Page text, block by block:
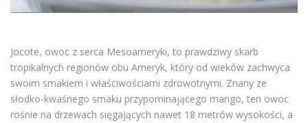
Jocote, owoc z serca Mesoameryki, to prawdziwy skarb
tropikalnych regionów obu Ameryk, który od wieków zachwyca
swoim smakiem i właściwościami zdrowotnymi. Znany ze
słodko-kwaśnego smaku przypominającego mango, ten owoc
rośnie na drzewach sięgających nawet 18 metrów wysokości, a